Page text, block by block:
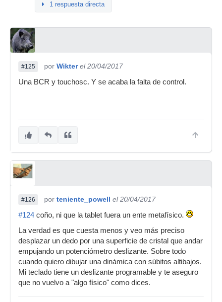
1 respuesta directa
#125 por Wikter el 20/04/2017
Una BCR y touchosc. Y se acaba la falta de control.
#126 por teniente_powell el 20/04/2017
#124 coño, ni que la tablet fuera un ente metafísico.
La verdad es que cuesta menos y veo más preciso
desplazar un dedo por una superficie de cristal que andar
empujando un potenciómetro deslizante. Sobre todo
cuando quiero dibujar una dinámica con súbitos altibajos.
Mi teclado tiene un deslizante programable y te aseguro
que no vuelvo a "algo físico" como dices.